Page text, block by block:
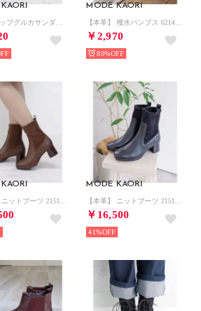
MODE KAORI
￥2,970
80%
MODE KAORI
￥16,500
41%